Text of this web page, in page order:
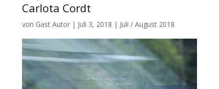
Carlota Cordt
von Gast Autor| Juli 3, 2018 | Juli / August 2018